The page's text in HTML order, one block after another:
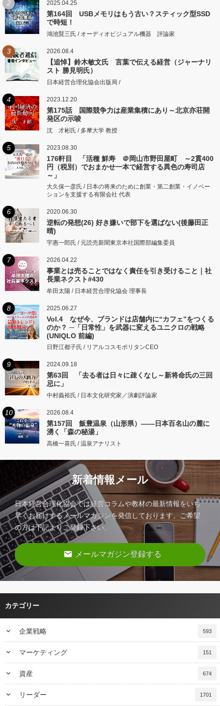
2 2025.04.25
第164回 USBメモリはもう古い？スティック型SSD
で時短！
鴻池賢三氏 / オーディオビジュアル機器 評論家
3 2026.08.4
【追悼】鈴木敏文氏 言葉で伝える経営（ジャーナリ
スト 勝見明氏）
日本経営合理化協会出版局 /
4 2023.12.20
第175話 国際競争力は産業集積にあり～北京亦荘開
発区の示唆
沈 才彬氏 / 多摩大学 教授
5 2023.08.30
176軒目 「活種 鮮寿 ＠岡山市野田屋町 ～2貫400
円（税別）でおまかせ一本で経営する異色の寿司店
～」
大久保一彦氏 / 日本の将来のために創業・第二創業・イノベー
ションを支援する有限会社 代表
6 2020.06.30
逆転の発想(26) 好き嫌いで部下を選ばない(後藤田正
晴)
宇惠一郎氏 / 元読売新聞東京本社国際部編集委員
7 2026.04.22
事業とは売ることではなく責任を引き受けること｜社
長業ネクスト#430
牟田太陽 / 日本経営合理化協会 理事長
8 2025.06.27
Vol.4 なぜ今、ブランドは店舗内に“カフェ”をつくる
のか？ ─「日常性」を武器に変えるユニクロの戦略
(UNIQLO 前編)
日野江都子氏 / リアルコスモポリタンCEO
9 2024.09.18
第63回 「去る者は日々に疎くなし～新将命氏の三回
忌に」
中村義裕氏 / 日本文化研究家／演劇評論家
10 2026.08.4
第157回 飯豊温泉（山形県）――日本百名山の麓に
湧く「森の秘湯」
高橋一喜氏 / 温泉アナリスト
新着情報メール
日本経営合理化協会では経営コラムや教材の最新情報をいち
早くお届けするメールマガジンを発信しております。ご希望
の方は下記よりご登録下さい。
email メールマガジン登録する
カテゴリー
keyboard_arrow_down 企業戦略 593
keyboard_arrow_down マーケティング 151
keyboard_arrow_down 資産 674
keyboard_arrow_down リーダー 1701